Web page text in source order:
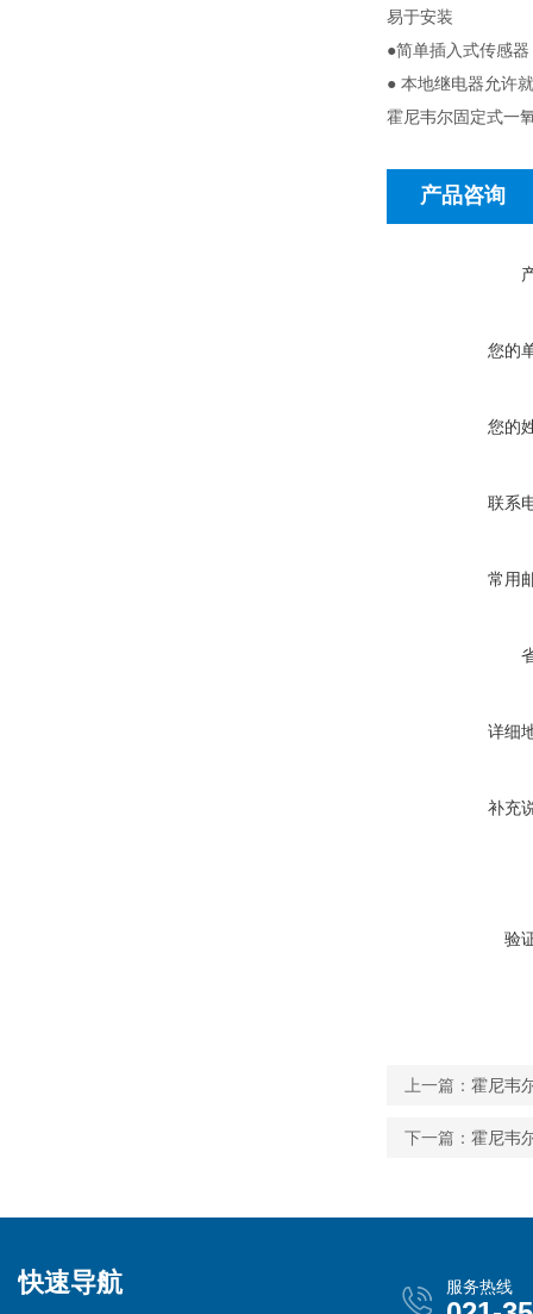
易于安装
●简单插入式传感
● 本地继电器允许
霍尼韦尔固定式一
产品咨询
您的
您的
联系
常用
详细
补充
验
上一篇： 霍尼韦
下一篇： 霍尼韦
快速导航 服务热线